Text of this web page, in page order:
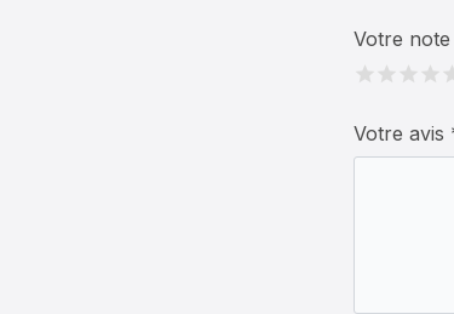
Votre note
Votre avis